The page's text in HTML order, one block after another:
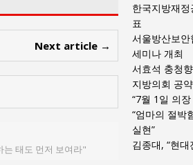
Next article →
는 태도 먼저 보여라"
한국지방재
표
서울방산보안
세미나 개최
서효석 충청
지방의회 공
“7월 1일 의장
“엄마의 절박
실현”
김종대, “현